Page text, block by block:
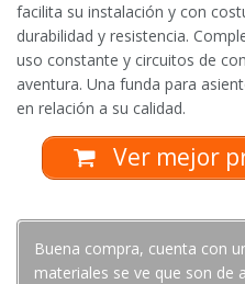
facilita su instalación y con
durabilidad y resistencia.
uso constante y circuitos de
aventura. Una funda para
en relación a su calidad.
Ver mejor
Buena compra, cuenta con
materiales se ve que son de